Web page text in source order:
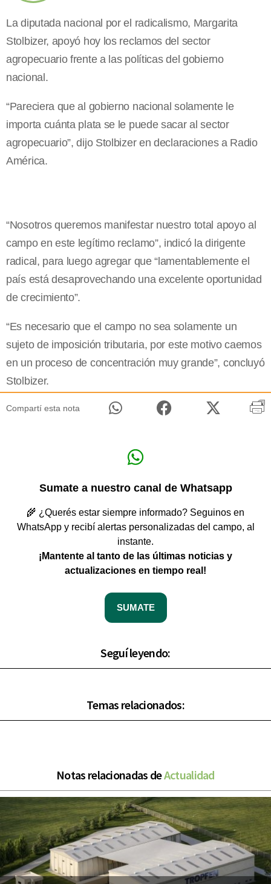
La diputada nacional por el radicalismo, Margarita
Stolbizer, apoyó hoy los reclamos del sector
agropecuario frente a las políticas del gobierno
nacional.
“Pareciera que al gobierno nacional solamente le
importa cuánta plata se le puede sacar al sector
agropecuario”, dijo Stolbizer en declaraciones a Radio
América.
“Nosotros queremos manifestar nuestro total apoyo al
campo en este legítimo reclamo”, indicó la dirigente
radical, para luego agregar que “lamentablemente el
país está desaprovechando una excelente oportunidad
de crecimiento”.
“Es necesario que el campo no sea solamente un
sujeto de imposición tributaria, por este motivo caemos
en un proceso de concentración muy grande”, concluyó
Stolbizer.
Compartí esta nota
Sumate a nuestro canal de Whatsapp
🌾 ¿Querés estar siempre informado? Seguinos en
WhatsApp y recibí alertas personalizadas del campo, al
instante.
¡Mantente al tanto de las últimas noticias y
actualizaciones en tiempo real!
SUMATE
Seguí leyendo:
Temas relacionados:
Notas relacionadas deActualidad